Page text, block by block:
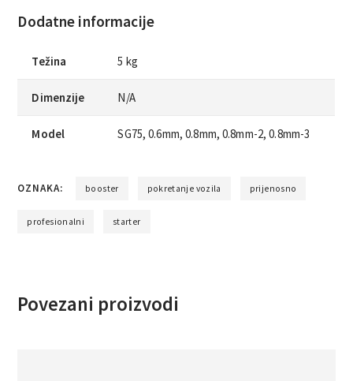
Dodatne informacije
Težina 5 kg
Dimenzije N/A
Model SG75, 0.6mm, 0.8mm, 0.8mm-2, 0.8mm-3
OZNAKA: booster pokretanje vozila prijenosno
profesionalni starter
Povezani proizvodi